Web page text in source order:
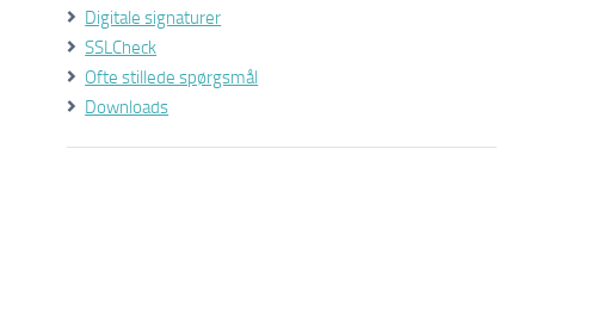
Digitale signaturer
SSLCheck
Ofte stillede spørgsmål
Downloads